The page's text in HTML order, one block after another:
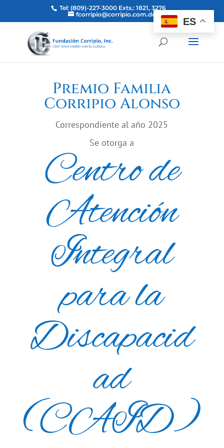
Tel: (809)-227-3000 Exts.: 1821, 3276
fcorripio@corripio.com.do
Premio Familia
Corripio Alonso
Correspondiente al año 2025
Se otorga a
Centro de
Atención
Integral
para la
Discapacid
ad
(CAID)
ES